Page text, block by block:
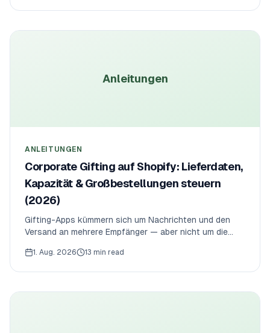
Anleitungen
ANLEITUNGEN
Corporate Gifting auf Shopify: Lieferdaten,
Kapazität & Großbestellungen steuern
(2026)
Gifting-Apps kümmern sich um Nachrichten und den
Versand an mehrere Empfänger — aber nicht um die
Lieferdatum, legen Mindestmengen für
Präsentkorb-Shop auf Shopify.
1. Aug. 2026 13 min read